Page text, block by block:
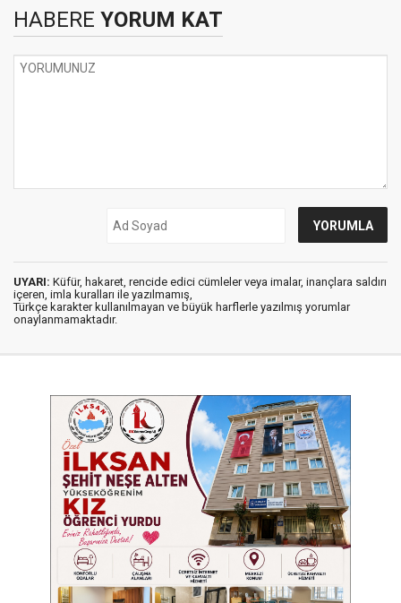
HABERE YORUM KAT
UYARI: Küfür, hakaret, rencide edici cümleler veya imalar, inançlara saldırı
içeren, imla kuralları ile yazılmamış,
Türkçe karakter kullanılmayan ve büyük harflerle yazılmış yorumlar
onaylanmamaktadır.